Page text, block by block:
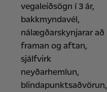
vegaleiðsögn í 3 ár,
bakkmyndavél,
nálægðarskynjarar að
framan og aftan,
sjálfvirk
neyðarhemlun,
blindapunktsaðvörun,